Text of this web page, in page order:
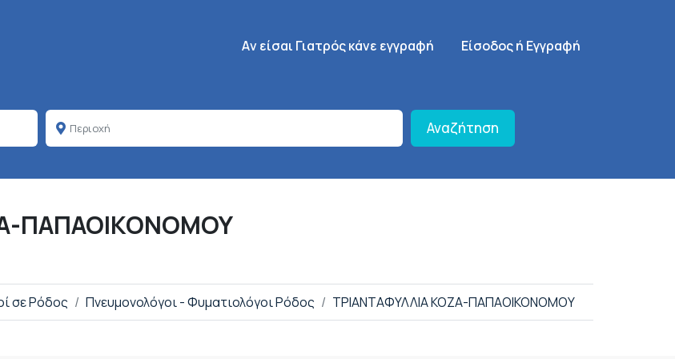
Κεντρική πλοήγηση
Aν είσαι Γιατρός κάνε εγγραφή SignUp Menu
Είσοδος ή Εγγραφή
Αναζήτηση
ΠΑΠΑΟΙΚΟΝΟΜΟΥ
σε Ρόδος Πνευμονολόγοι - Φυματιολόγοι Ρόδος ΤΡΙΑΝΤΑΦΥΛΛΙΑ ΚΟΖΑ-ΠΑΠΑΟΙΚΟΝΟΜΟΥ